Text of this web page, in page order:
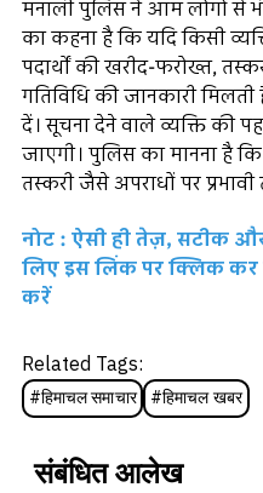
मनाली पुलिस ने आम लोगों से
का कहना है कि यदि किसी
पदार्थों की खरीद-फरोख्त,
गतिविधि की जानकारी
दें। सूचना देने वाले व्यक्ति की
जाएगी। पुलिस का मानना है
तस्करी जैसे अपराधों पर
नोट : ऐसी ही तेज़, सटीक
लिए इस लिंक पर क्लिक
करें
Related Tags:
#हिमाचल समाचार #हिमाचल खबर
संबंधित आलेख